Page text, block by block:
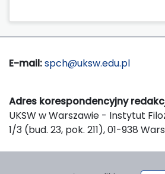
E-mail:spch@uksw.edu.pl
Adres korespondencyjny
UKSW w Warszawie - Instytut
1/3 (bud. 23, pok. 211), 01-938